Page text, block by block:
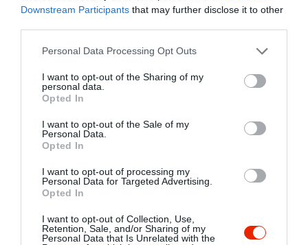
Downstream Participants that may further disclose it to other
Please note that this website/app uses one or more Google
not limited to your visit or usage behaviour. You may click to
grant or deny consent to Google and its third-party tags to
use your data for below specified purposes in below Google
consent section.
Personal Data Processing Opt Outs
I want to opt-out of the Sharing of my
personal data.
Opted In
I want to opt-out of the Sale of my
Personal Data.
Opted In
I want to opt-out of processing my
Personal Data for Targeted Advertising.
Opted In
I want to opt-out of Collection, Use,
Retention, Sale, and/or Sharing of my
Personal Data that Is Unrelated with the
Te vagy a tulajdonos?